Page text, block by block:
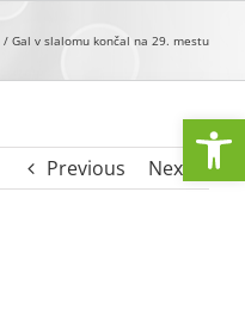
Gal v slalomu končal na 29. mestu
Previous Next